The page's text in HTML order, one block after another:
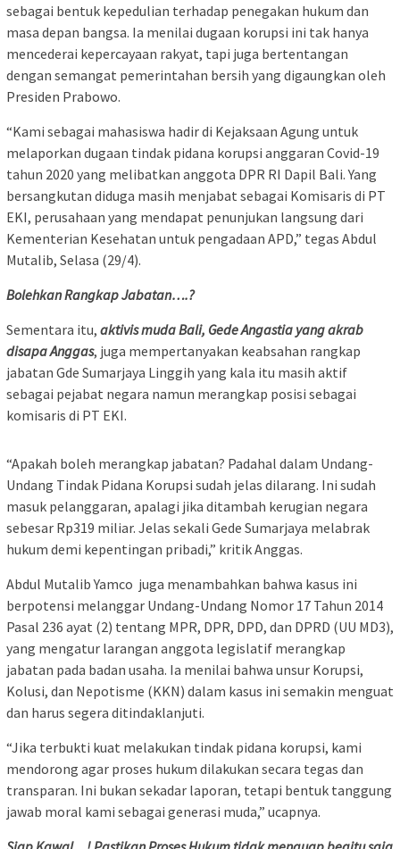
sebagai bentuk kepedulian terhadap penegakan hukum dan
masa depan bangsa. Ia menilai dugaan korupsi ini tak hanya
mencederai kepercayaan rakyat, tapi juga bertentangan
dengan semangat pemerintahan bersih yang digaungkan oleh
Presiden Prabowo.
“Kami sebagai mahasiswa hadir di Kejaksaan Agung untuk
melaporkan dugaan tindak pidana korupsi anggaran Covid-19
tahun 2020 yang melibatkan anggota DPR RI Dapil Bali. Yang
bersangkutan diduga masih menjabat sebagai Komisaris di PT
EKI, perusahaan yang mendapat penunjukan langsung dari
Kementerian Kesehatan untuk pengadaan APD,” tegas Abdul
Mutalib, Selasa (29/4).
Bolehkan Rangkap Jabatan….?
Sementara itu, aktivis muda Bali, Gede Angastia yang akrab
disapa Anggas, juga mempertanyakan keabsahan rangkap
jabatan Gde Sumarjaya Linggih yang kala itu masih aktif
sebagai pejabat negara namun merangkap posisi sebagai
komisaris di PT EKI.
“Apakah boleh merangkap jabatan? Padahal dalam Undang-
Undang Tindak Pidana Korupsi sudah jelas dilarang. Ini sudah
masuk pelanggaran, apalagi jika ditambah kerugian negara
sebesar Rp319 miliar. Jelas sekali Gede Sumarjaya melabrak
hukum demi kepentingan pribadi,” kritik Anggas.
Abdul Mutalib Yamco juga menambahkan bahwa kasus ini
berpotensi melanggar Undang-Undang Nomor 17 Tahun 2014
Pasal 236 ayat (2) tentang MPR, DPR, DPD, dan DPRD (UU MD3),
yang mengatur larangan anggota legislatif merangkap
jabatan pada badan usaha. Ia menilai bahwa unsur Korupsi,
Kolusi, dan Nepotisme (KKN) dalam kasus ini semakin menguat
dan harus segera ditindaklanjuti.
“Jika terbukti kuat melakukan tindak pidana korupsi, kami
mendorong agar proses hukum dilakukan secara tegas dan
transparan. Ini bukan sekadar laporan, tetapi bentuk tanggung
jawab moral kami sebagai generasi muda,” ucapnya.